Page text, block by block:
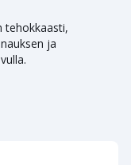
tehokkaasti,
ja